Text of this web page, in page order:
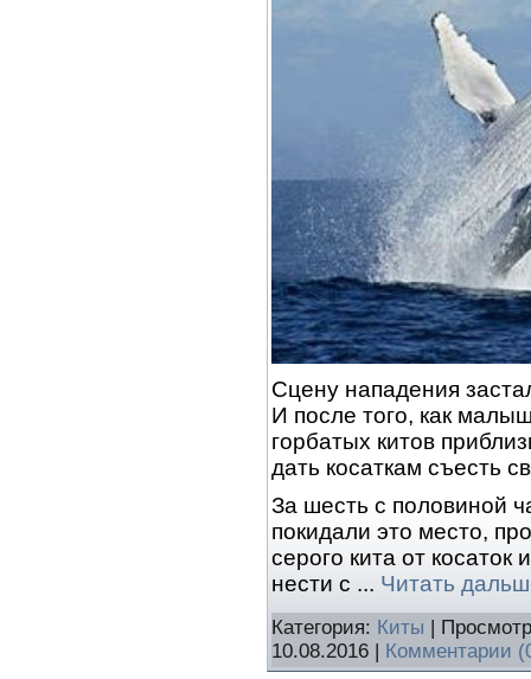
Сцену нападения
И после того, как
горбатых китов
дать косаткам съесть
За шесть с половиной
покидали это место,
серого кита от
нести с ... Читать
Категория: Киты |
10.08.2016 | Комментарии